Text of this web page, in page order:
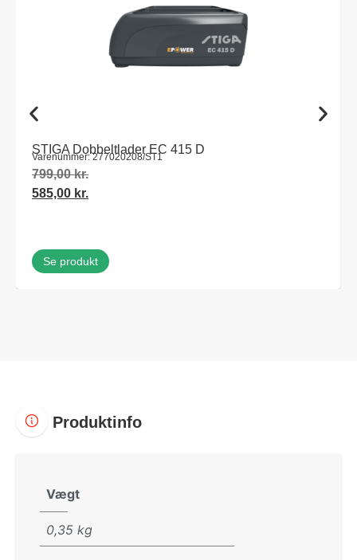
STIGA Dobbeltlader EC 415 D
Varenummer: 277020208/ST1
799,00kr.
585,00 kr.
Se produkt
Produktinfo
Vægt
0,35 kg